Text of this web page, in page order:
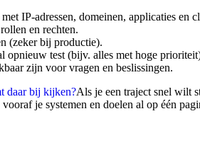
IP-adressen, domeinen, applicaties en
en rechten.
(zeker bij productie).
opnieuw test (bijv. alles met hoge
zijn voor vragen en beslissingen.
daar bij kijken?Als je een traject snel wilt
je systemen en doelen al op één